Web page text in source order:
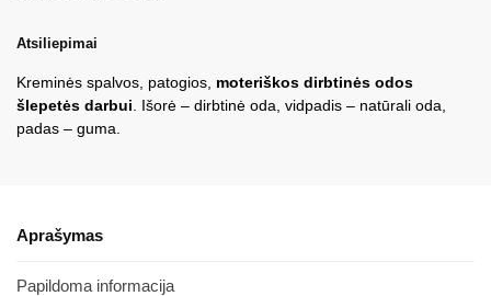
Atsiliepimai
Kreminės spalvos, patogios, moteriškos dirbtinės odos
šlepetės darbui . Išorė – dirbtinė oda, vidpadis – natūrali oda,
padas – guma.
Aprašymas
Papildoma informacija